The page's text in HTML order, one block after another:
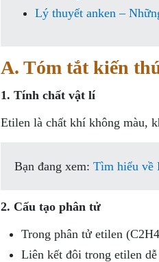
Lý thuyết anken –
A. Tóm tắt kiến
1. Tính chất vật lí
Etilen là chất khí không màu,
Bạn đang xem: Tìm hiểu về
2. Cấu tạo phân tử
Trong phân tử etilen
Liên kết đôi trong etilen